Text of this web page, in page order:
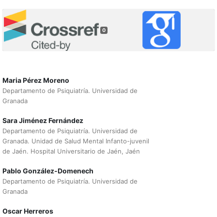
0
Maria Pérez Moreno
Departamento de Psiquiatría. Universidad de
Granada
Sara Jiménez Fernández
Departamento de Psiquiatría. Universidad de
Granada. Unidad de Salud Mental Infanto-juvenil
de Jaén. Hospital Universitario de Jaén, Jaén
Pablo González-Domenech
Departamento de Psiquiatría. Universidad de
Granada
Oscar Herreros